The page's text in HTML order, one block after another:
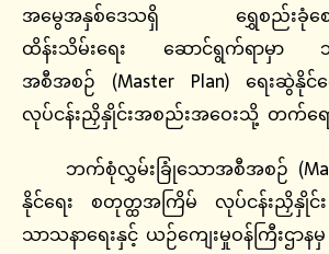
အမွေအနှစ်ဒေသရှိ ရွှေစည်းခုံစေတီ
ထိန်းသိမ်းရေး ဆောင်ရွက်ရာမှာ
အစီအစဉ် (Master Plan) ရေးဆွဲနိုင်
လုပ်ငန်းညှိနှိုင်းအစည်းအဝေးသို့ တက်ရ
ဘက်စုံလွှမ်းခြုံသောအစီအစဉ်
နိုင်ရေး စတုတ္ထအကြိမ် လုပ်ငန်းညှိနှို
သာသနာရေးနှင့် ယဉ်ကျေးမှုဝန်ကြီးဌာန